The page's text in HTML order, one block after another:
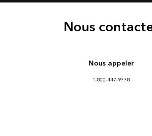
Nous
Nous appeler
1-800-447-9778